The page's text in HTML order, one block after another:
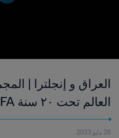
| إعادة المباراة
28 مايو 2023